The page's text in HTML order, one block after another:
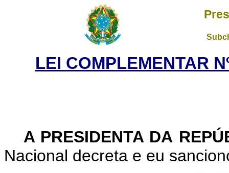
LEI COMPLEMENTAR
A PRESIDENTA DA
Nacional decreta e eu